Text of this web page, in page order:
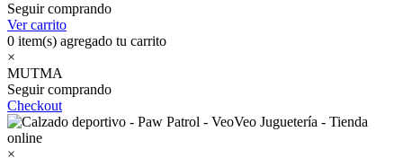
Seguir comprando
Ver carrito
0 item(s) agregado tu carrito
×
MUTMA
Seguir comprando
Checkout
×